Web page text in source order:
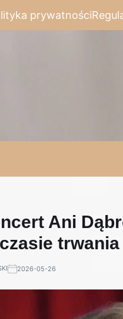
prywatności
Ani
2026-05-26